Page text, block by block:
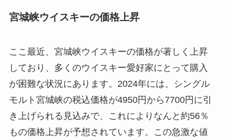
宮城峡ウイスキーの価格上昇
ここ最近、宮城峡ウイスキーの価格が著しく上昇
しており、多くのウイスキー愛好家にとって購入
が困難な状況にあります。2024年には、シングル
モルト宮城峡の税込価格が4950円から7700円に引
き上げられる見込みで、これによりなんと約56％
もの価格上昇が予想されています。この急激な値